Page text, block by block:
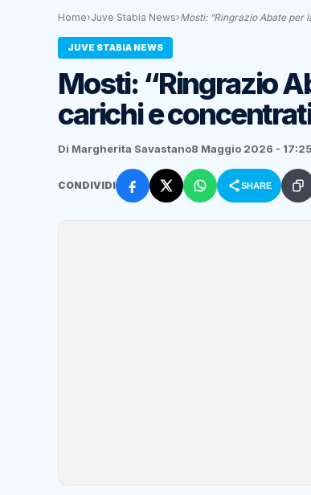
Home›Juve Stabia News›Mosti: “Ringrazio Abate per
JUVE STABIA NEWS
Mosti: “Ringrazio
carichi e
Di Margherita Savastano8 Maggio 2026 - 17:25
CONDIVIDI SHARE